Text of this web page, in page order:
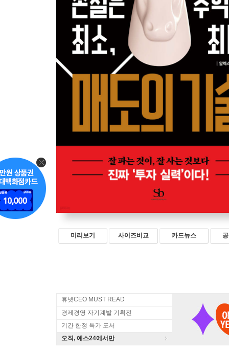
미리보기 사이즈비교 카드뉴스
휴넷CEO MUST READ
경제경영 자기계발 기획전
기간 한정 특가 도서
오직, 예스24에서만